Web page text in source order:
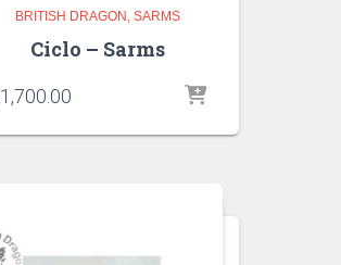
BRITISH DRAGON SARMS
Ciclo – Sarms
1,700.00